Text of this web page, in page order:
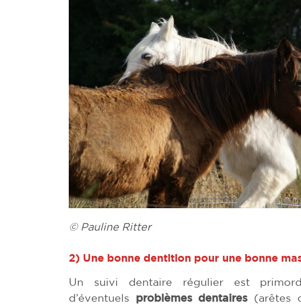
© Pauline Ritter
2) Une bonne dentition pour une bonne
Un suivi dentaire régulier est
d’éventuels problèmes dentaires (arêtes